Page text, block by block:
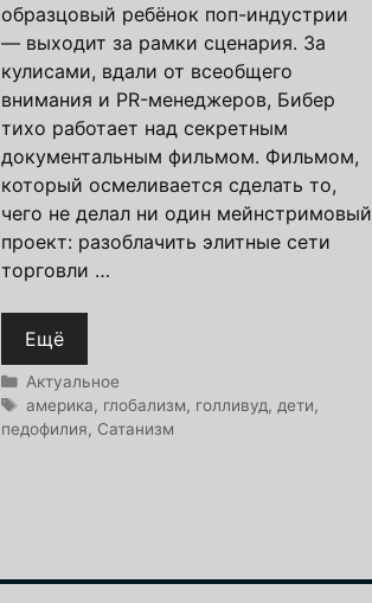
образцовый ребёнок поп-индустрии
— выходит за рамки сценария. За
кулисами, вдали от всеобщего
внимания и PR-менеджеров, Бибер
тихо работает над секретным
документальным фильмом. Фильмом,
который осмеливается сделать то,
чего не делал ни один мейнстримовый
проект: разоблачить элитные сети
торговли …
Ещё
Рубрики
Актуальное
Метки
америка, глобализм, голливуд,дети,
педофилия, Сатанизм